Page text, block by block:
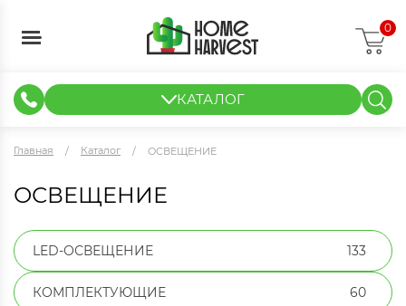
0
КАТАЛОГ
Главная Каталог ОСВЕЩЕНИЕ
ОСВЕЩЕНИЕ
LED-ОСВЕЩЕНИЕ 133
КОМПЛЕКТУЮЩИЕ 60